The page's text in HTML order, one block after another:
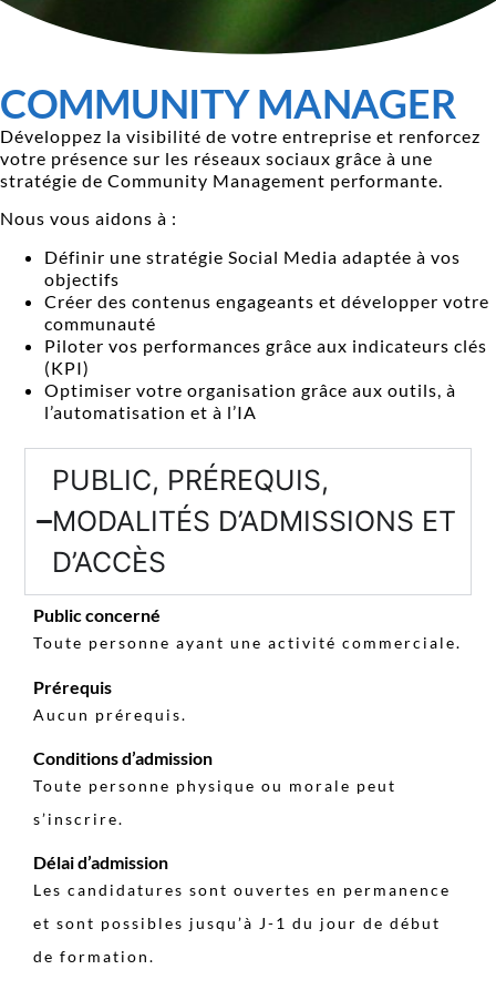
COMMUNITY MANAGER
Développez la visibilité de votre entreprise et renforcez
votre présence sur les réseaux sociaux grâce à une
stratégie de Community Management performante.
Nous vous aidons à :
Définir une stratégie Social Media adaptée à vos
objectifs
Créer des contenus engageants et développer votre
communauté
Piloter vos performances grâce aux indicateurs clés
(KPI)
Optimiser votre organisation grâce aux outils, à
l’automatisation et à l’IA
PUBLIC, PRÉREQUIS,
MODALITÉS D’ADMISSIONS ET
D’ACCÈS
Public concerné
Toute personne ayant une activité commerciale.
Prérequis
Aucun prérequis.
Conditions d’admission
Toute personne physique ou morale peut
s’inscrire.
Délai d’admission
Les candidatures sont ouvertes en permanence
et sont possibles jusqu’à J-1 du jour de début
de formation.